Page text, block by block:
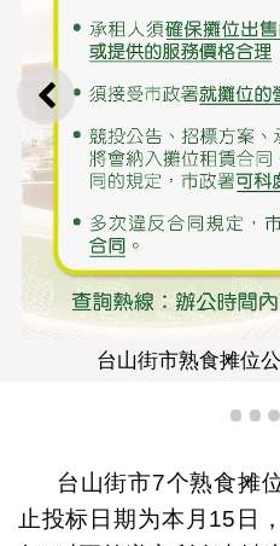
上一则
台山街市熟食摊位
1 2
台山街市7个熟食摊
止投标日期为本月15日